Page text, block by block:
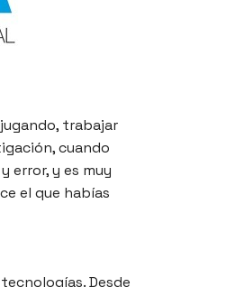
trabajar
cuando
error, y es muy
el que habías
Desde